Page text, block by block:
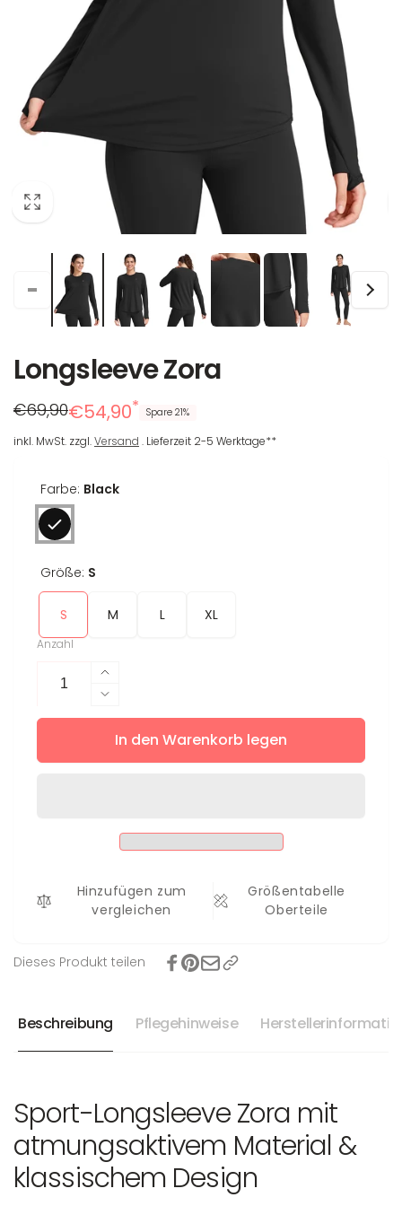
Longsleeve Zora
Regulärer
Preis
€69,90
Reduzierter
Preis
€54,90* Spare 21%
inkl. MwSt. zzgl.Versand . Lieferzeit 2-5 Werktage**
Farbe: Black
Größe: S
S M L XL
Anzahl
Erhöhe
die
Menge
für
Verringere
die
Menge
für
In den Warenkorb legen
Hinzufügen zum
vergleichen
Größentabelle
Oberteile
Dieses Produkt teilen
Beschreibung Pflegehinweise
Sport-Longsleeve Zora mit
atmungsaktivem Material &
klassischem Design